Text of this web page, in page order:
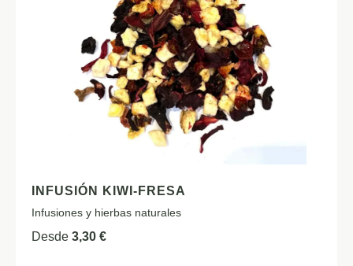
INFUSIÓN KIWI-FRESA
Infusiones y hierbas naturales
Desde 3,30 €